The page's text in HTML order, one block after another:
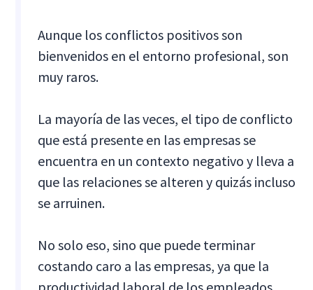
Aunque los conflictos positivos son
bienvenidos en el entorno profesional, son
muy raros.
La mayoría de las veces, el tipo de conflicto
que está presente en las empresas se
encuentra en un contexto negativo y lleva a
que las relaciones se alteren y quizás incluso
se arruinen.
No solo eso, sino que puede terminar
costando caro a las empresas, ya que la